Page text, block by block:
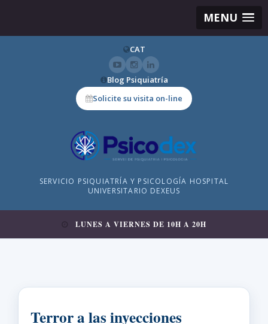
MENU
CAT
Blog Psiquiatría
Solicite su visita on-line
SERVICIO PSIQUIATRÍA Y PSICOLOGÍA HOSPITAL
UNIVERSITARIO DEXEUS
LUNES A VIERNES DE 10H A 20H
Terror a las inyecciones